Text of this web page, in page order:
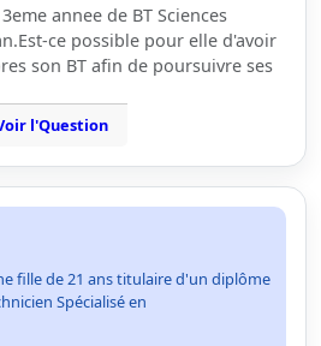
annee de BT Sciences
ce possible pour elle d'avoir
son BT afin de poursuivre ses
l'Question
fille de 21 ans titulaire d'un diplôme
Spécialisé en